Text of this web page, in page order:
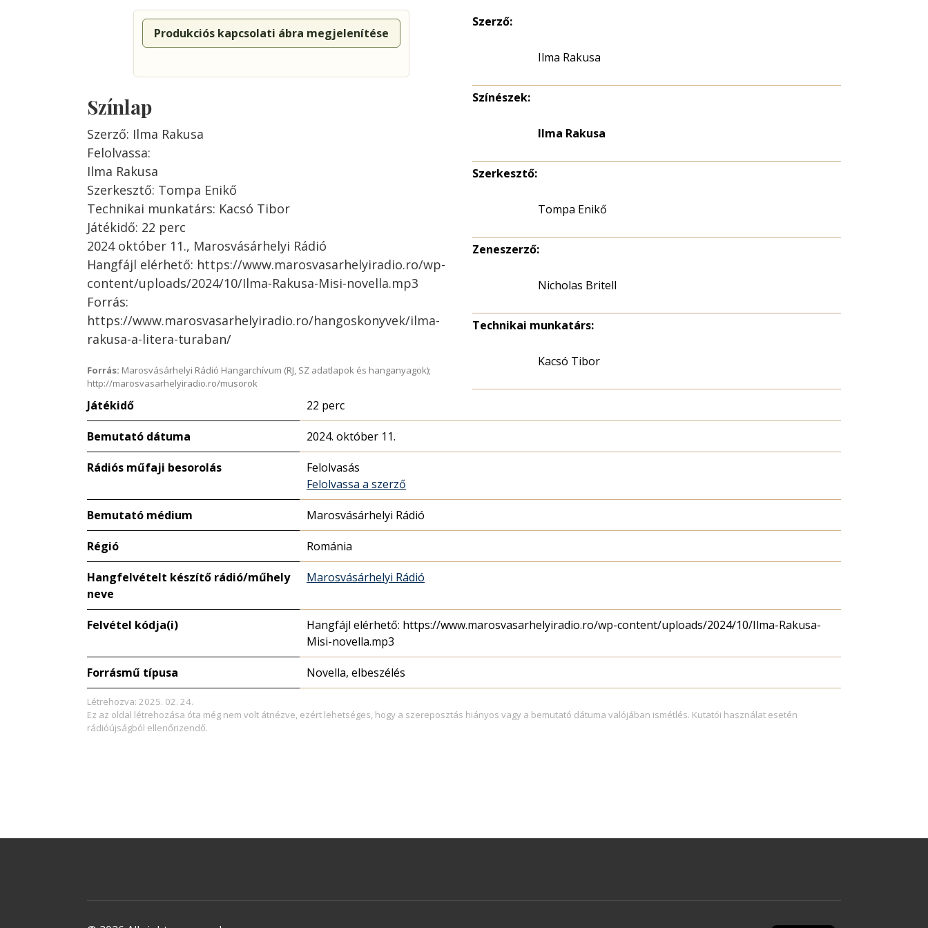
Produkciós kapcsolati ábra megjelenítése
Színlap
Szerző: Ilma Rakusa
Felolvassa:
Ilma Rakusa
Szerkesztő: Tompa Enikő
Technikai munkatárs: Kacsó Tibor
Játékidő: 22 perc
2024 október 11., Marosvásárhelyi Rádió
Hangfájl elérhető: https://www.marosvasarhelyiradio.ro/wp-
content/uploads/2024/10/Ilma-Rakusa-Misi-novella.mp3
Forrás:
https://www.marosvasarhelyiradio.ro/hangoskonyvek/ilma-
rakusa-a-litera-turaban/
Forrás: Marosvásárhelyi Rádió Hangarchívum (RJ, SZ adatlapok és hanganyagok);
http://marosvasarhelyiradio.ro/musorok
Szerző:
Ilma Rakusa
Színészek:
Ilma Rakusa
Szerkesztő:
Tompa Enikő
Zeneszerző:
Nicholas Britell
Technikai munkatárs:
Kacsó Tibor
Játékidő 22 perc
Bemutató dátuma 2024. október 11.
Rádiós műfaji besorolás
Felolvasás
Felolvassa a szerző
Bemutató médium Marosvásárhelyi Rádió
Régió Románia
Hangfelvételt készítő rádió/műhely
neve
Marosvásárhelyi Rádió
Felvétel kódja(i)
Hangfájl elérhető: https://www.marosvasarhelyiradio.ro/wp-content/uploads/2024/10/Ilma-Rakusa-
Misi-novella.mp3
Forrásmű típusa Novella, elbeszélés
Létrehozva: 2025. 02. 24.
Ez az oldal létrehozása óta még nem volt átnézve, ezért lehetséges, hogy a szereposztás hiányos vagy a bemutató dátuma valójában ismétlés. Kutatói használat esetén
rádióújságból ellenőrizendő.